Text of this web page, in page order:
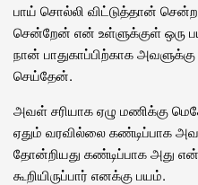
பாய் சொல்லி விட்டுத்தான்
சென்றேன் என் உள்ளுக்குள் ஒரு
நான் பாதுகாப்பிற்காக
செய்தேன்.
அவள் சரியாக ஏழு மணிக்கு
ஏதும் வரவில்லை கண்டிப்பாக
தோன்றியது கண்டிப்பாக அது
கூறியிருப்பார் எனக்கு பயம்.